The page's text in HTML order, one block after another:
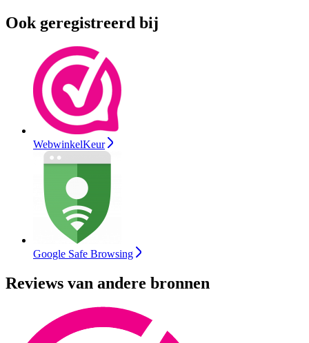
Ook geregistreerd bij
WebwinkelKeur
Google Safe Browsing
Reviews van andere bronnen